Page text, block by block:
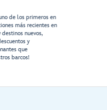
de los primeros en
más recientes en
nuevos,
y
que
barcos!